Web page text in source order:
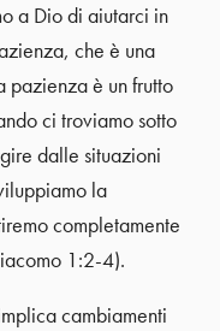
a Dio di aiutarci in
che è una
pazienza è un frutto
ci troviamo sotto
dalle situazioni
la
completamente
1:2-4).
cambiamenti